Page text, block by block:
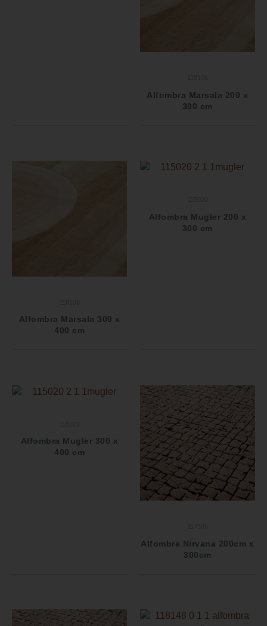
Alfombra Marsala 200 x
300 cm
Alfombra Marsala 300 x
400 cm
Alfombra Mugler 200 x
300 cm
Alfombra Mugler 300 x
400 cm
Alfombra Nirvana 200cm x
300cm